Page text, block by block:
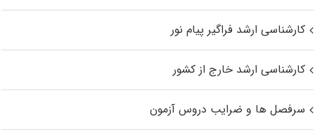
کارشناسی ارشد فراگیر پیام نور
کارشناسی ارشد خارج از کشور
سرفصل ها و ضرایب دروس آزمون